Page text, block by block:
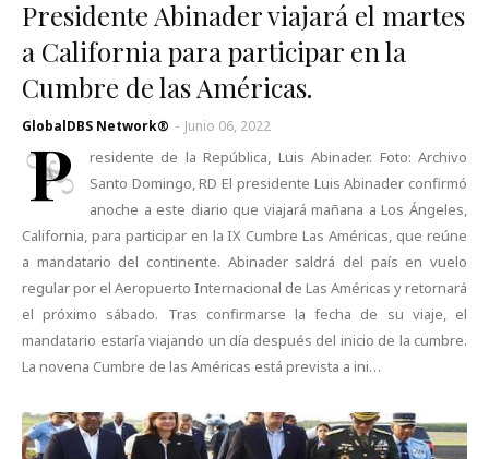
Presidente Abinader viajará el martes
a California para participar en la
Cumbre de las Américas.
GlobalDBS Network® - Junio 06, 2022
P
residente de la República, Luis Abinader. Foto: Archivo
Santo Domingo, RD El presidente Luis Abinader confirmó
anoche a este diario que viajará mañana a Los Ángeles,
California, para participar en la IX Cumbre Las Américas, que reúne
a mandatario del continente. Abinader saldrá del país en vuelo
regular por el Aeropuerto Internacional de Las Américas y retornará
el próximo sábado. Tras confirmarse la fecha de su viaje, el
mandatario estaría viajando un día después del inicio de la cumbre.
La novena Cumbre de las Américas está prevista a ini…